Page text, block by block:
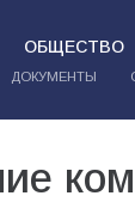
ОБЩЕСТВО
ДОКУМЕНТЫ